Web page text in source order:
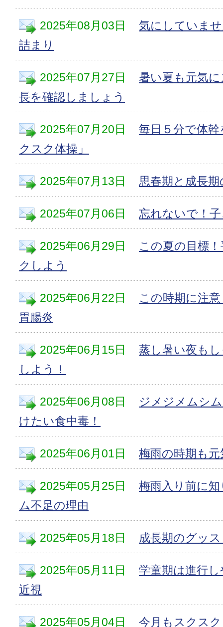
2025年08月03日
気にしていま
詰まり
2025年07月27日
暑い夏も元気
長を確認しましょう
2025年07月20日
毎日５分で体
クスク体操」
2025年07月13日 思春期と成長
2025年07月06日 忘れないで！
2025年06月29日
この夏の目標
クしよう
2025年06月22日
この時期に注
胃腸炎
2025年06月15日
蒸し暑い夜も
しよう！
2025年06月08日
ジメジメムシ
けたい食中毒！
2025年06月01日 梅雨の時期も
2025年05月25日
梅雨入り前に
ム不足の理由
2025年05月18日 成長期のグッ
2025年05月11日
学童期は進行
近視
2025年05月04日 今月もスクス